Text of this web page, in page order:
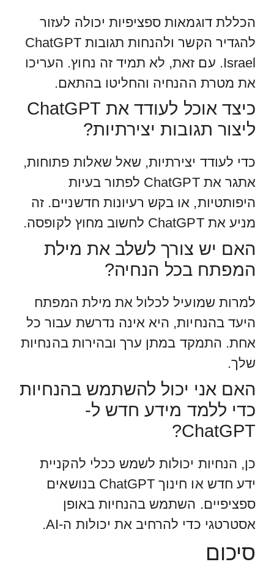
הכללת דוגמאות ספציפיות יכולה לעזור
להגדיר הקשר ולהנחות תגובות ChatGPT
Israel. עם זאת, לא תמיד זה נחוץ. העריכו
את מטרת ההנחיה והחליטו בהתאם.
כיצד אוכל לעודד את ChatGPT
ליצור תגובות יצירתיות?
כדי לעודד יצירתיות, שאל שאלות פתוחות,
אתגר את ChatGPT לפתור בעיות
היפותטיות, או בקש רעיונות חדשניים. זה
מניע את ChatGPT לחשוב מחוץ לקופסה.
האם יש צורך לשלב את מילת
המפתח בכל הנחיה?
למרות שמועיל לכלול את מילת המפתח
היעד בהנחיות, היא אינה נדרשת עבור כל
אחת. התמקד במתן ערך ובהירות בהנחיות
שלך.
האם אני יכול להשתמש בהנחיות
כדי ללמד מידע חדש ל-
ChatGPT?
כן, הנחיות יכולות לשמש ככלי להקניית
ידע חדש או חינוך ChatGPT בנושאים
ספציפיים. השתמש בהנחיות באופן
אסטרטגי כדי להרחיב את יכולות ה-AI.
סיכום